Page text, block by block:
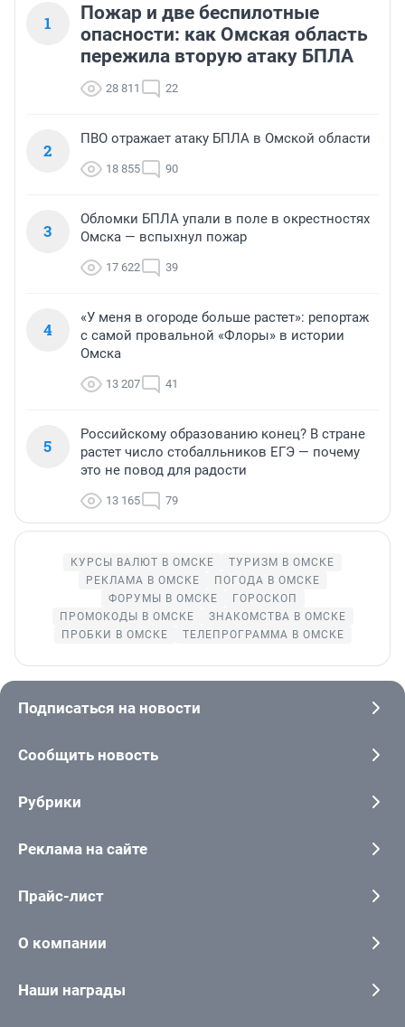
1
Пожар и две беспилотные
опасности: как Омская область
пережила вторую атаку БПЛА
28 811 22
2
ПВО отражает атаку БПЛА в Омской области
18 855 90
3
Обломки БПЛА упали в поле в окрестностях
Омска — вспыхнул пожар
17 622 39
4
«У меня в огороде больше растет»: репортаж
с самой провальной «Флоры» в истории
Омска
13 207 41
5
Российскому образованию конец? В стране
растет число стобалльников ЕГЭ — почему
это не повод для радости
13 165 79
КУРСЫ ВАЛЮТ В ОМСКЕ
ТУРИЗМ В ОМСКЕ
РЕКЛАМА В ОМСКЕ
ПОГОДА В ОМСКЕ
ФОРУМЫ В ОМСКЕ
ГОРОСКОП
ПРОМОКОДЫ В ОМСКЕ
ЗНАКОМСТВА В ОМСКЕ
ПРОБКИ В ОМСКЕ
ТЕЛЕПРОГРАММА В ОМСКЕ
Подписаться на новости
Сообщить новость
Рубрики
Реклама на сайте
Прайс-лист
О компании
Наши награды